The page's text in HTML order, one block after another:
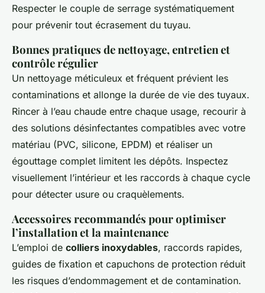
Respecter le couple de serrage systématiquement
pour prévenir tout écrasement du tuyau.
Bonnes pratiques de nettoyage, entretien et
contrôle régulier
Un nettoyage méticuleux et fréquent prévient les
contaminations et allonge la durée de vie des tuyaux.
Rincer à l’eau chaude entre chaque usage, recourir à
des solutions désinfectantes compatibles avec votre
matériau (PVC, silicone, EPDM) et réaliser un
égouttage complet limitent les dépôts. Inspectez
visuellement l’intérieur et les raccords à chaque cycle
pour détecter usure ou craquèlements.
Accessoires recommandés pour optimiser
l’installation et la maintenance
L’emploi de colliers inoxydables, raccords rapides,
guides de fixation et capuchons de protection réduit
les risques d’endommagement et de contamination.